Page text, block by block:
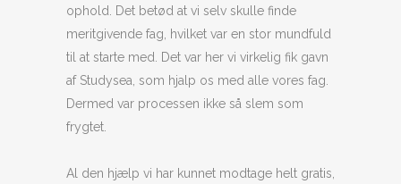
ophold. Det betød at vi selv skulle finde
meritgivende fag, hvilket var en stor mundfuld
til at starte med. Det var her vi virkelig fik gavn
af Studysea, som hjalp os med alle vores fag.
Dermed var processen ikke så slem som
frygtet.
Al den hjælp vi har kunnet modtage helt gratis,